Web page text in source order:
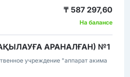
₸ 587 297,60
На балансе
АРАНАЛҒАН) №1
учреждение "аппарат акима